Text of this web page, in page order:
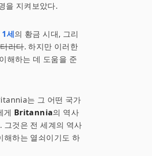
을 지켜보았다.
세의 황금 시대, 그리
리다. 하지만 이러한
해하는 데 도움을 준
는 그 어떤 국가
게 Britannia의 역사
그것은 전 세계의 역사
해하는 열쇠이기도 하